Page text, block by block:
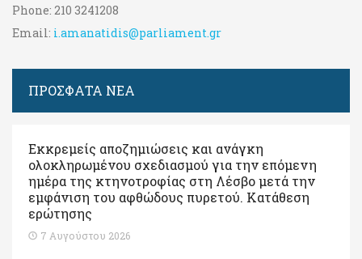
Phone: 210 3241208
Email: i.amanatidis@parliament.gr
ΠΡΟΣΦΑΤΑ ΝΕΑ
Εκκρεμείς αποζημιώσεις και ανάγκη
ολοκληρωμένου σχεδιασμού για την επόμενη
ημέρα της κτηνοτροφίας στη Λέσβο μετά την
εμφάνιση του αφθώδους πυρετού. Kατάθεση
ερώτησης
7 Αυγούστου 2026